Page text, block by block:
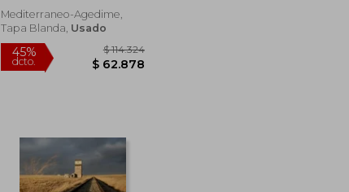
Mediterraneo-Agedime,
Tapa Blanda, Usado